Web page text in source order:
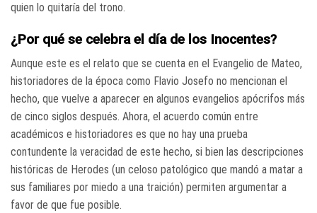
quien lo quitaría del trono.
¿Por qué se celebra el día de los Inocentes?
Aunque este es el relato que se cuenta en el Evangelio de Mateo,
historiadores de la época como Flavio Josefo no mencionan el
hecho, que vuelve a aparecer en algunos evangelios apócrifos más
de cinco siglos después. Ahora, el acuerdo común entre
académicos e historiadores es que no hay una prueba
contundente la veracidad de este hecho, si bien las descripciones
históricas de Herodes (un celoso patológico que mandó a matar a
sus familiares por miedo a una traición) permiten argumentar a
favor de que fue posible.